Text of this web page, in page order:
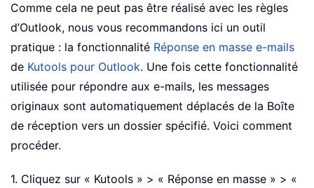
Comme cela ne peut pas être réalisé avec les règles
d’Outlook, nous vous recommandons ici un outil
pratique : la fonctionnalité Réponse en masse e-mails
de Kutools pour Outlook. Une fois cette fonctionnalité
utilisée pour répondre aux e-mails, les messages
originaux sont automatiquement déplacés de la Boîte
de réception vers un dossier spécifié. Voici comment
procéder.
1. Cliquez sur « Kutools » > « Réponse en masse » > «